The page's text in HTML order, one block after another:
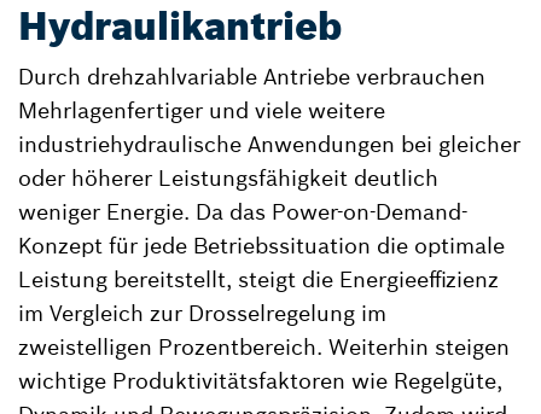
Hydraulikantrieb
Durch drehzahlvariable Antriebe verbrauchen
Mehrlagenfertiger und viele weitere
industriehydraulische Anwendungen bei gleicher
oder höherer Leistungsfähigkeit deutlich
weniger Energie. Da das Power-on-Demand-
Konzept für jede Betriebssituation die optimale
Leistung bereitstellt, steigt die Energieeffizienz
im Vergleich zur Drosselregelung im
zweistelligen Prozentbereich. Weiterhin steigen
wichtige Produktivitätsfaktoren wie Regelgüte,